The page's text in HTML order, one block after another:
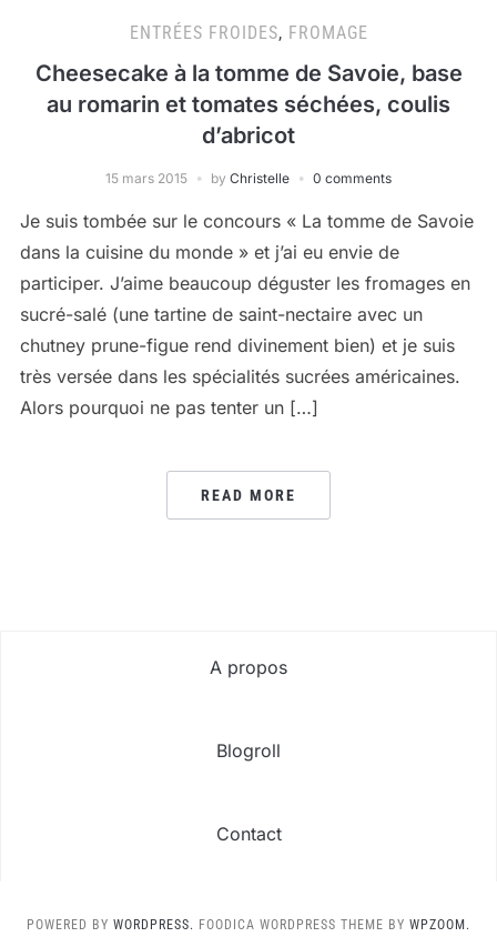
ENTRÉES FROIDES, FROMAGE
Cheesecake à la tomme de Savoie, base
au romarin et tomates séchées, coulis
d’abricot
15 mars 2015 by Christelle 0 comments
Je suis tombée sur le concours « La tomme de Savoie
dans la cuisine du monde » et j’ai eu envie de
participer. J’aime beaucoup déguster les fromages en
sucré-salé (une tartine de saint-nectaire avec un
chutney prune-figue rend divinement bien) et je suis
très versée dans les spécialités sucrées américaines.
Alors pourquoi ne pas tenter un […]
READ MORE
A propos
Blogroll
Contact
POWERED BY WORDPRESS. FOODICA WORDPRESS THEME BY WPZOOM.